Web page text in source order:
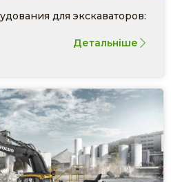
для экскаваторов:
Детальніше